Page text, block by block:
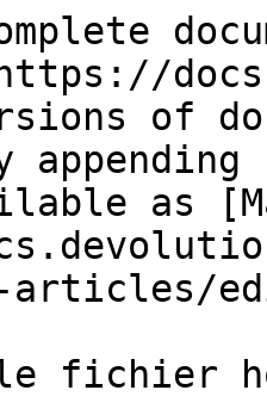
of
as
articles/
fichier